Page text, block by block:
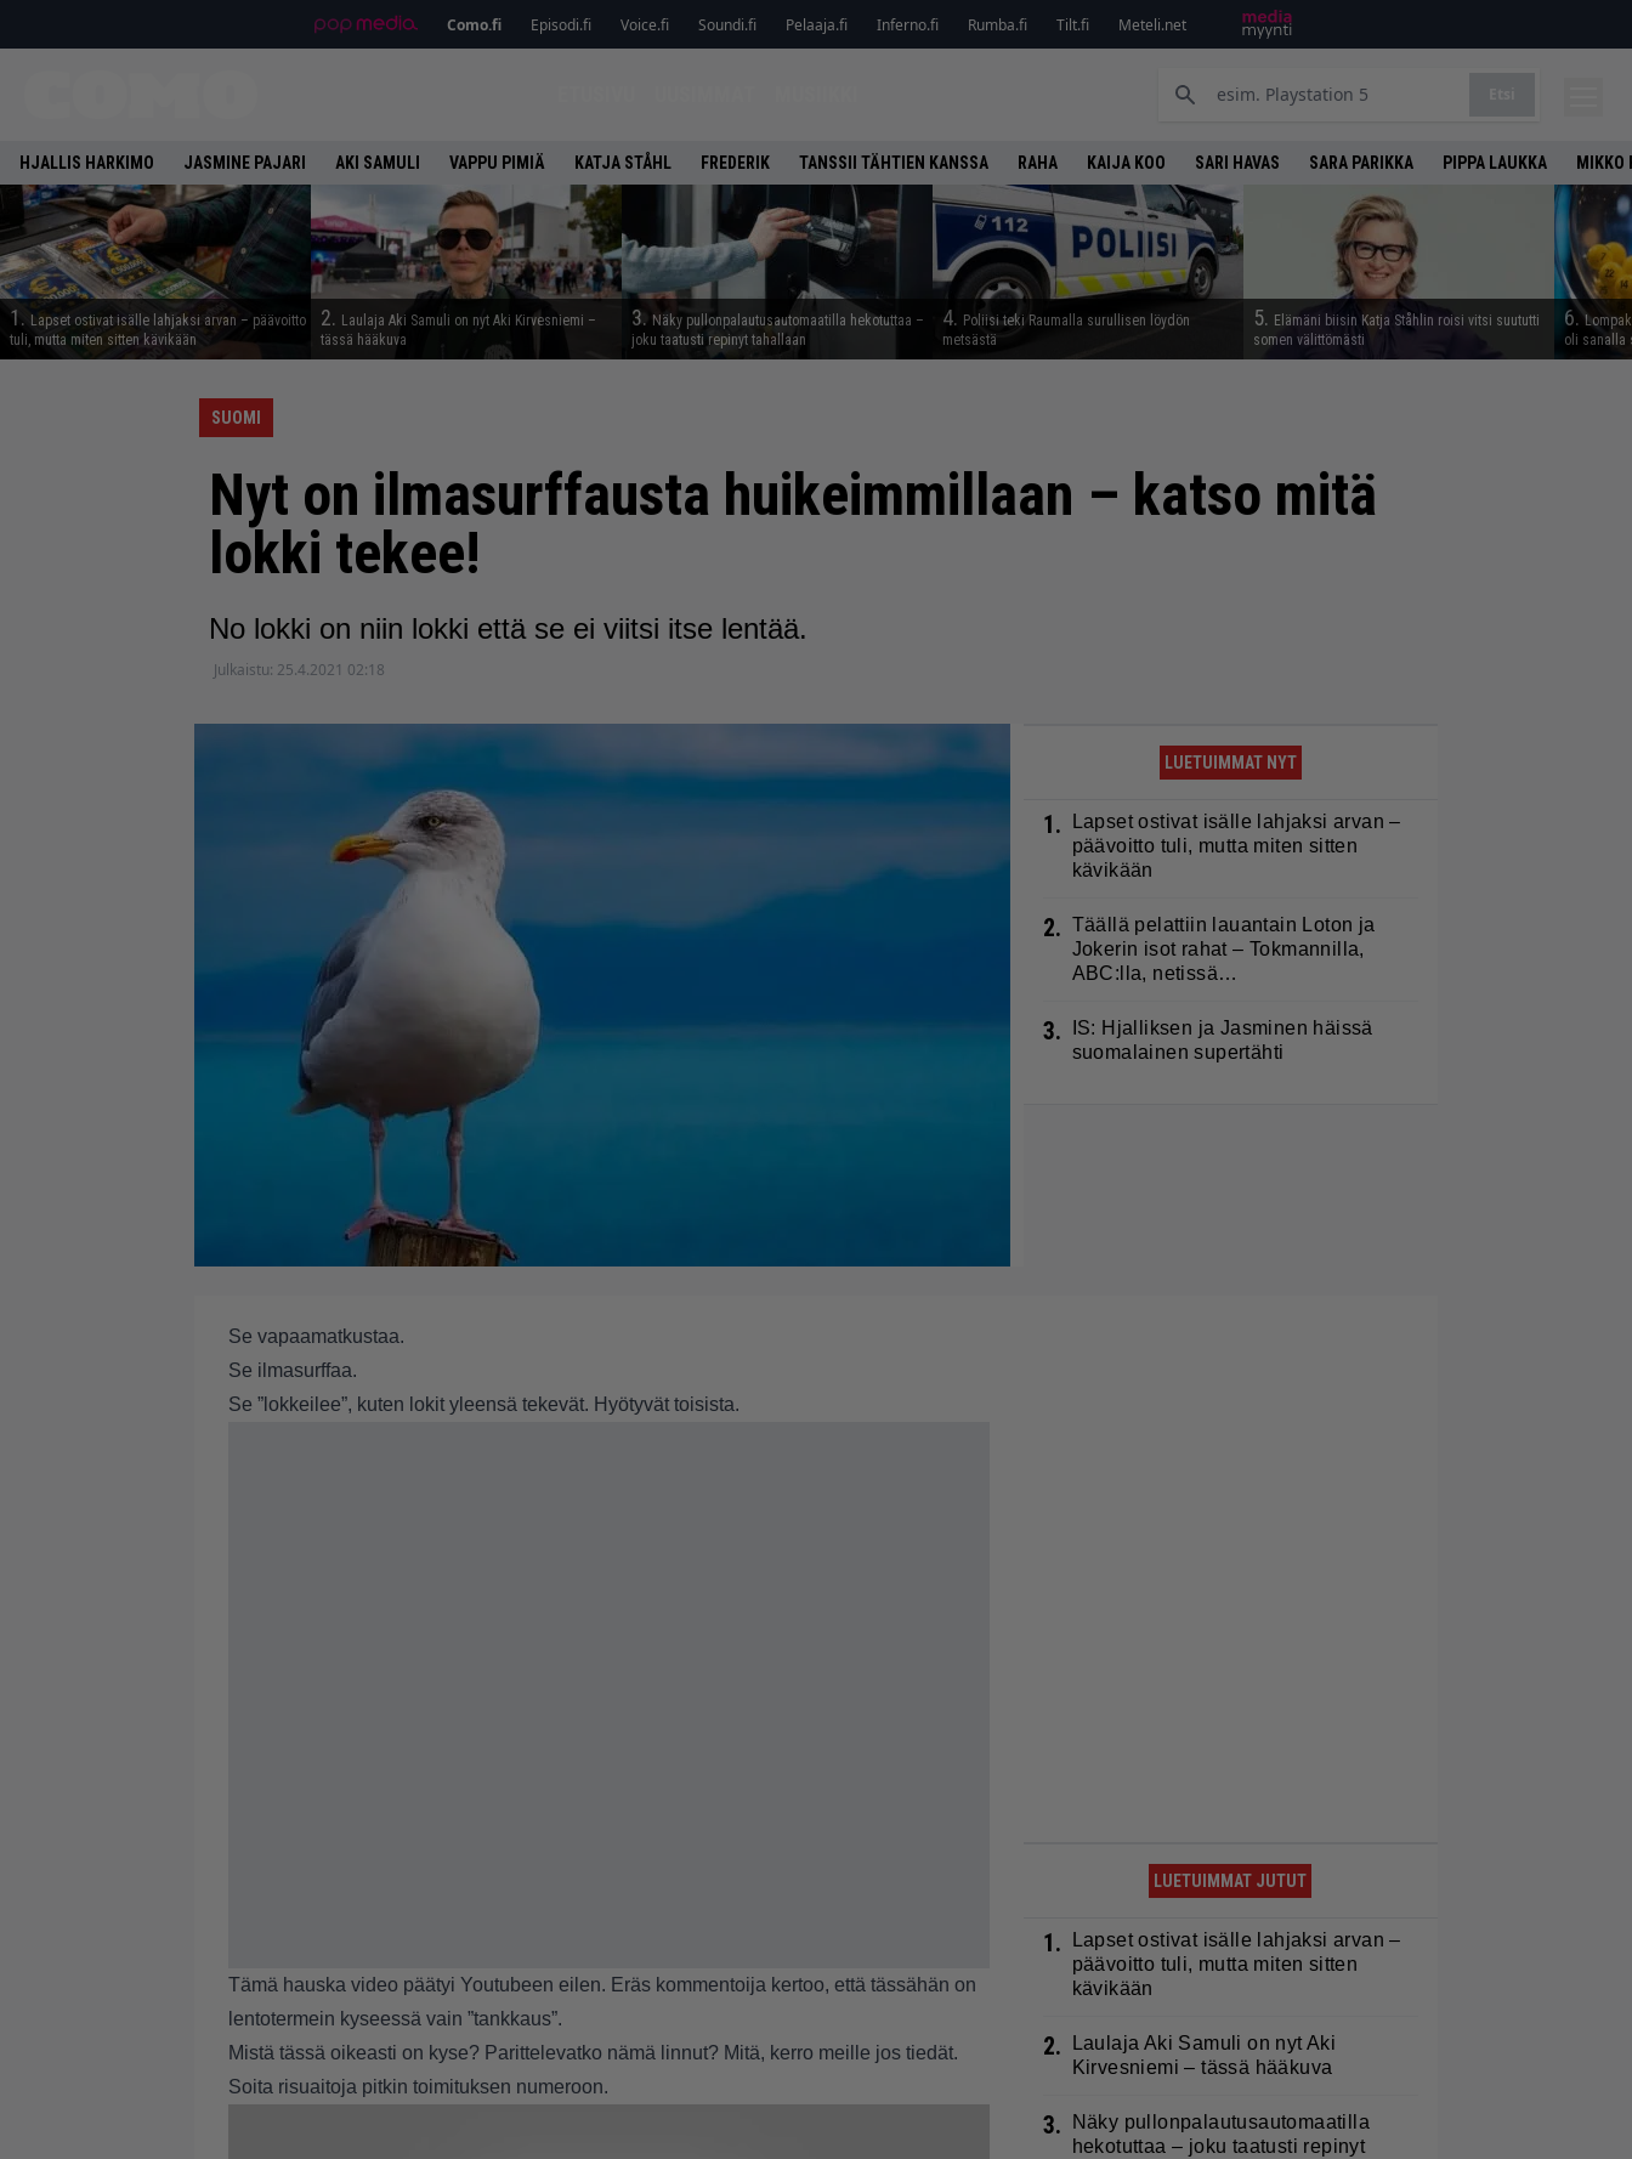
Como.fi Episodi.fi Voice.fi Soundi.fi Pelaaja.fi Inferno.fi Rumba.fi Tilt.fi Meteli.net
HJALLIS HARKIMO JASMINE PAJARI AKI SAMULI VAPPU PIMIÄ KATJA STÅHL FREDERIK TANSSII TÄHTIEN KANSSA RAHA KAIJA KOO SARI HAVAS SARA PARIKKA PIPPA LAUKKA MIKKO
1. Lapset ostivat isälle lahjaksi arvan – päävoitto
tuli, mutta miten sitten kävikään
2. Laulaja Aki Samuli on nyt Aki Kirvesniemi –
tässä hääkuva
3. Näky pullonpalautusautomaatilla hekotuttaa –
joku taatusti repinyt tahallaan
4. Poliisi teki Raumalla surullisen löydön
metsästä
5. Elämäni biisin Katja Ståhlin roisi vitsi suututti
somen välittömästi
6.
oli sanalla
SUOMI
Nyt on ilmasurffausta huikeimmillaan – katso mitä
lokki tekee!
No lokki on niin lokki että se ei viitsi itse lentää.
Julkaistu: 25.4.2021 02:18
LUETUIMMAT NYT
1.
Lapset ostivat isälle lahjaksi arvan –
päävoitto tuli, mutta miten sitten
kävikään
2. Täällä pelattiin lauantain Loton ja
Jokerin isot rahat – Tokmannilla,
ABC:lla, netissä…
3.
IS: Hjalliksen ja Jasminen häissä
suomalainen supertähti
Se vapaamatkustaa.
Se ilmasurffaa.
Se ”lokkeilee”, kuten lokit yleensä tekevät. Hyötyvät toisista.
Tämä hauska video päätyi Youtubeen eilen. Eräs kommentoija kertoo, että tässähän on
lentotermein kyseessä vain ”tankkaus”.
Mistä tässä oikeasti on kyse? Parittelevatko nämä linnut? Mitä, kerro meille jos tiedät.
Soita risuaitoja pitkin toimituksen numeroon.
LUETUIMMAT JUTUT
1.
Lapset ostivat isälle lahjaksi arvan –
päävoitto tuli, mutta miten sitten
kävikään
2.
Laulaja Aki Samuli on nyt Aki
Kirvesniemi – tässä hääkuva
3.
Näky pullonpalautusautomaatilla
hekotuttaa – joku taatusti repinyt